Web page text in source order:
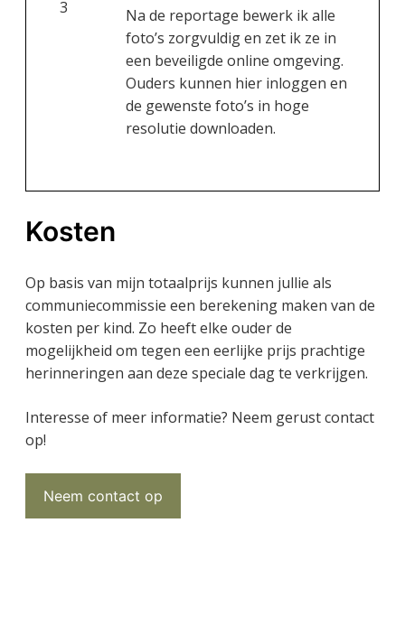
Na de reportage bewerk ik alle
foto’s zorgvuldig en zet ik ze in
een beveiligde online omgeving.
Ouders kunnen hier inloggen en
de gewenste foto’s in hoge
resolutie downloaden.
3
Kosten
Op basis van mijn totaalprijs kunnen jullie als
communiecommissie een berekening maken van de
kosten per kind. Zo heeft elke ouder de
mogelijkheid om tegen een eerlijke prijs prachtige
herinneringen aan deze speciale dag te verkrijgen.
Interesse of meer informatie? Neem gerust contact
op!
Neem contact op